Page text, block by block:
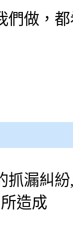
們做，
抓漏糾
造成